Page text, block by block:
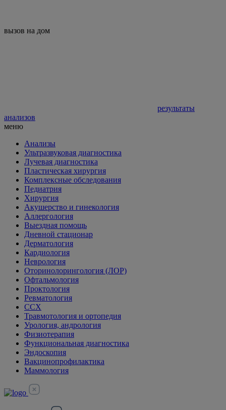
вызов на дом
результаты
анализов
меню
Анализы
Ультразвуковая диагностика
Лучевая диагностика
Пластическая хирургия
Комплексные обследования
Педиатрия
Хирургия
Акушерство и гинекология
Аллергология
Выездная помощь
Дневной стационар
Дерматология
Кардиология
Неврология
Оторинолорингология (ЛОР)
Офтальмология
Проктология
Ревматология
ССХ
Травмотология и ортопедия
Урология, андрология
Физиотерапия
Функциональная диагностика
Эндоскопия
Вакцинопрофилактика
Маммология